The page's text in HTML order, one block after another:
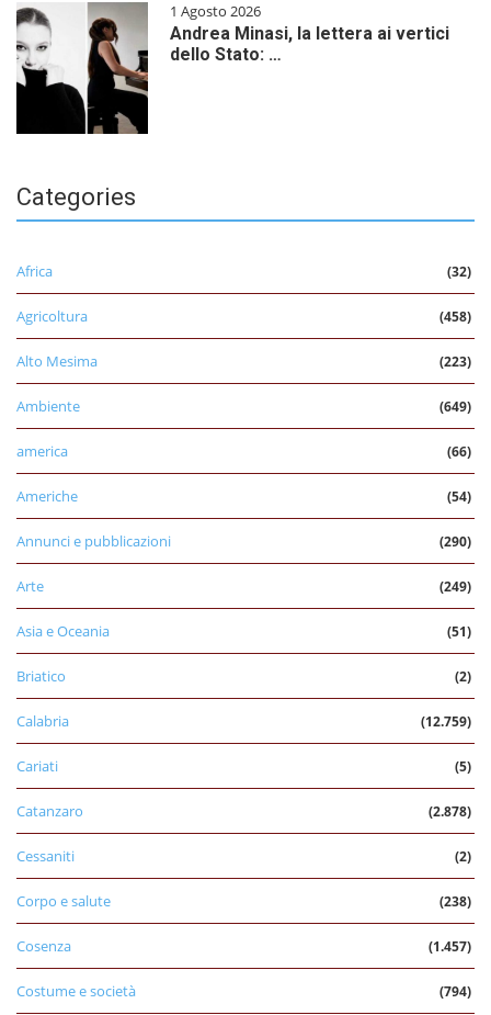
1 Agosto 2026
Andrea Minasi, la lettera ai vertici
dello Stato: …
Categories
Africa (32)
Agricoltura (458)
Alto Mesima (223)
Ambiente (649)
america (66)
Americhe (54)
Annunci e pubblicazioni (290)
Arte (249)
Asia e Oceania (51)
Briatico (2)
Calabria (12.759)
Cariati (5)
Catanzaro (2.878)
Cessaniti (2)
Corpo e salute (238)
Cosenza (1.457)
Costume e società (794)